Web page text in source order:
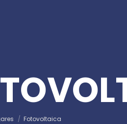
aquí:
Fotovoltaica